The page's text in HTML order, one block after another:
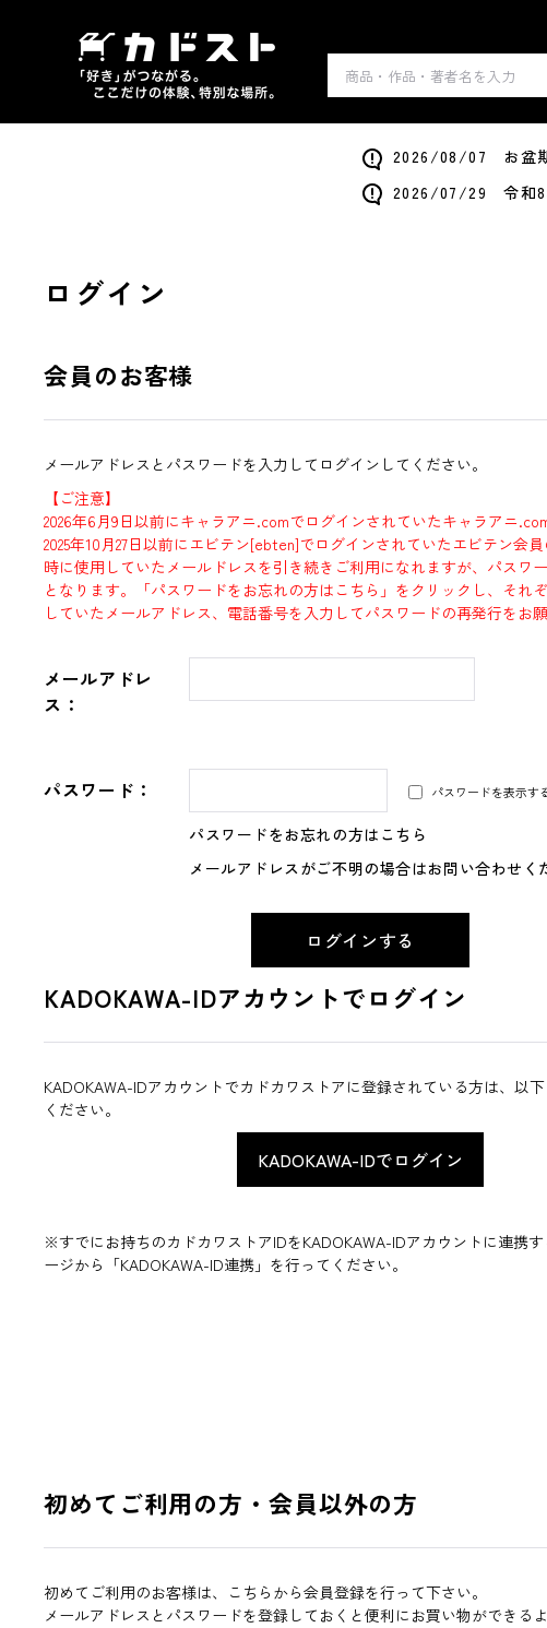
2026/08/07 お盆期
2026/07/29 令和8
ログイン
会員のお客様
メールアドレスとパスワードを入力してログインしてください。
【ご注意】
2026年6月9日以前にキャラアニ.comでログインされていたキャラアニ
2025年10月27日以前にエビテン[ebten]でログインされていたエビテン会
時に使用していたメールドレスを引き続きご利用になれますが、パスワ
となります。「パスワードをお忘れの方はこちら」をクリックし、それ
していたメールアドレス、電話番号を入力してパスワードの再発行をお願
メールアドレ
ス：
パスワード： パスワードを表示する
パスワードをお忘れの方はこちら
メールアドレスがご不明の場合はお問い合わせく
KADOKAWA-IDアカウントでログイン
KADOKAWA-IDアカウントでカドカワストアに登録されている方は、以
ください。
※すでにお持ちのカドカワストアIDをKADOKAWA-IDアカウントに連携
ージから「KADOKAWA-ID連携」を行ってください。
初めてご利用の方・会員以外の方
初めてご利用のお客様は、こちらから会員登録を行って下さい。
メールアドレスとパスワードを登録しておくと便利にお買い物ができるよ